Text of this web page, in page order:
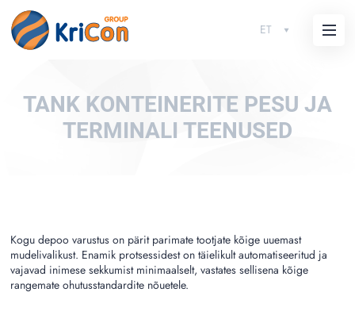
ET
ТАNK KONTEINERITE PESU JA
TERMINALI TEENUSED
Kogu depoo varustus on pärit parimate tootjate kõige uuemast
mudelivalikust. Enamik protsessidest on täielikult automatiseeritud ja
vajavad inimese sekkumist minimaalselt, vastates sellisena kõige
rangemate ohutusstandardite nõuetele.